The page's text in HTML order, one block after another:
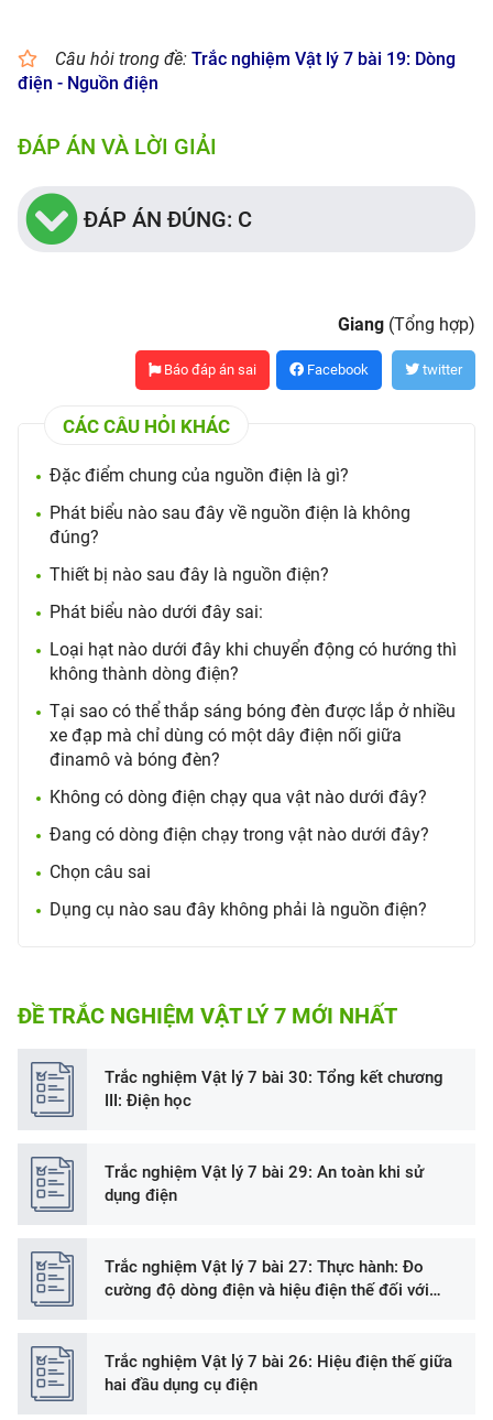
Câu hỏi trong đề: Trắc nghiệm Vật lý 7 bài 19: Dòng
điện - Nguồn điện
ĐÁP ÁN VÀ LỜI GIẢI
ĐÁP ÁN ĐÚNG: C
Giang (Tổng hợp)
Báo đáp án sai Facebook twitter
CÁC CÂU HỎI KHÁC
Đặc điểm chung của nguồn điện là gì?
Phát biểu nào sau đây về nguồn điện là không
đúng?
Thiết bị nào sau đây là nguồn điện?
Phát biểu nào dưới đây sai:
Loại hạt nào dưới đây khi chuyển động có hướng thì
không thành dòng điện?
Tại sao có thể thắp sáng bóng đèn được lắp ở nhiều
xe đạp mà chỉ dùng có một dây điện nối giữa
đinamô và bóng đèn?
Không có dòng điện chạy qua vật nào dưới đây?
Đang có dòng điện chạy trong vật nào dưới đây?
Chọn câu sai
Dụng cụ nào sau đây không phải là nguồn điện?
ĐỀ TRẮC NGHIỆM VẬT LÝ 7 MỚI NHẤT
Trắc nghiệm Vật lý 7 bài 30: Tổng kết chương
III: Điện học
Trắc nghiệm Vật lý 7 bài 29: An toàn khi sử
dụng điện
Trắc nghiệm Vật lý 7 bài 27: Thực hành: Đo
cường độ dòng điện và hiệu điện thế đối với
Trắc nghiệm Vật lý 7 bài 26: Hiệu điện thế giữa
hai đầu dụng cụ điện